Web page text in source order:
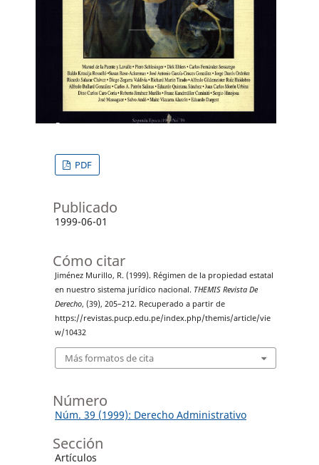
PDF
Publicado
1999-06-01
Cómo citar
Jiménez Murillo, R. (1999). Régimen de la propiedad estatal
en nuestro sistema jurídico nacional. THEMIS Revista De
Derecho, (39), 205–212. Recuperado a partir de
https://revistas.pucp.edu.pe/index.php/themis/article/vie
w/10432
Más formatos de cita
Número
Núm. 39 (1999): Derecho Administrativo
Sección
Artículos